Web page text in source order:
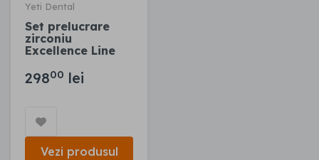
Yeti Dental
Set prelucrare
zirconiu
Excellence Line
29800 lei
Vezi produsul